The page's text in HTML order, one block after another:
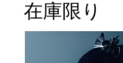
在庫限り